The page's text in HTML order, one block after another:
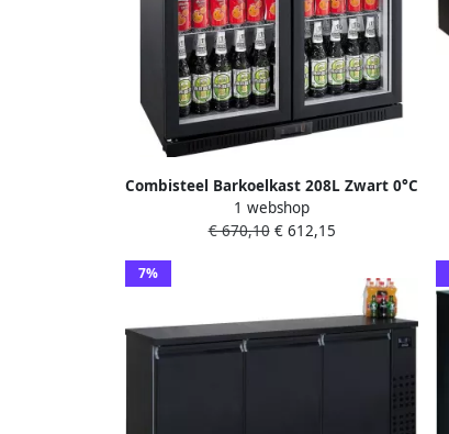
Combisteel Barkoelkast 208L Zwart 0°C
+10°C Statisch + Ventilator
900x520x900mm Horeca Koelkast
1 webshop
€ 670,10€ 612,15
7%